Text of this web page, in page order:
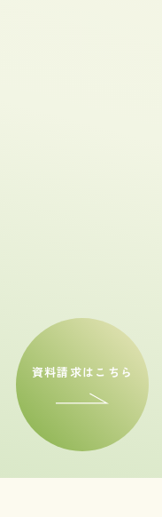
資料請求はこちら